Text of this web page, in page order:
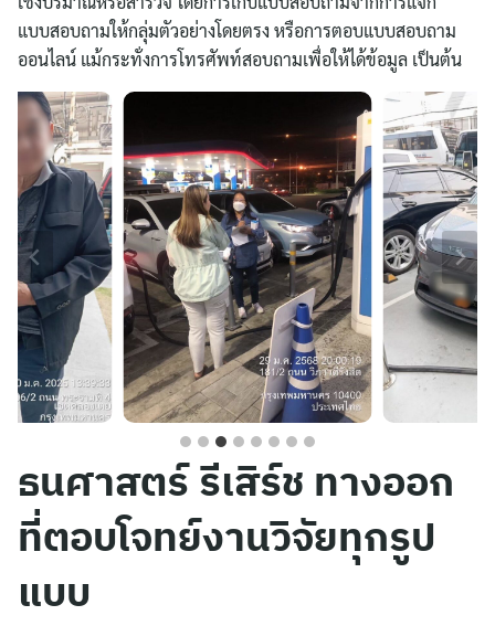
แบบสอบถามให้กลุ่มตัวอย่างโดยตรง หรือการตอบแบบสอบถาม
ออนไลน์ แม้กระทั่งการโทรศัพท์สอบถามเพื่อให้ได้ข้อมูล เป็นต้น
ธนศาสตร์ รีเสิร์ช ทางออก
ที่ตอบโจทย์งานวิจัยทุกรูป
แบบ